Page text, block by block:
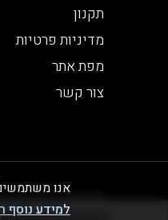
תקנון
מדיניות פרטיות
מפת אתר
צור קשר
אנו
למידע נוסף